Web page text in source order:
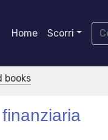
Home Scorri
books